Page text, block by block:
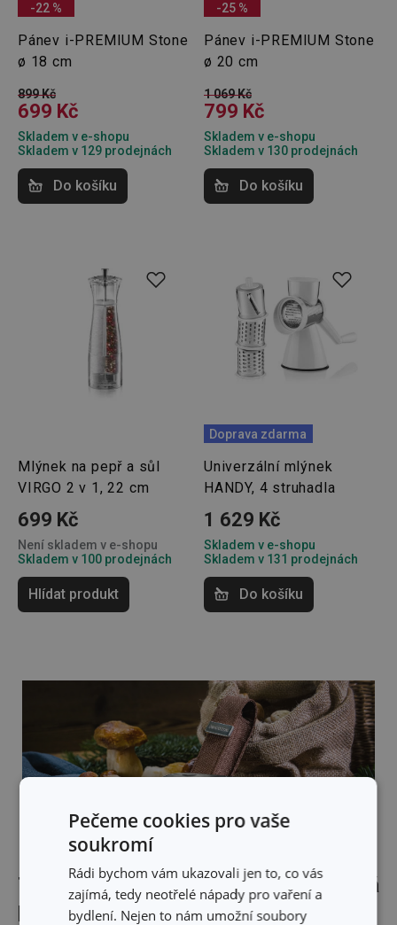
-22 %
Pánev i-PREMIUM Stone
ø 18 cm
899 Kč
699 Kč
Skladem v e-shopu
Skladem v 129 prodejnách
Do košíku
-25 %
Pánev i-PREMIUM Stone
ø 20 cm
1 069 Kč
799 Kč
Skladem v e-shopu
Skladem v 130 prodejnách
Do košíku
Mlýnek na pepř a sůl
VIRGO 2 v 1, 22 cm
699 Kč
Není skladem v e-shopu
Skladem v 100 prodejnách
Hlídat produkt
Doprava zdarma
Univerzální mlýnek
HANDY, 4 struhadla
1 629 Kč
Skladem v e-shopu
Skladem v 131 prodejnách
Do košíku
Tento fešák z vás udělá
pravověrného zálesáka
Pečeme cookies pro vaše
soukromí
Rádi bychom vám ukazovali jen to, co vás
zajímá, tedy neotřelé nápady pro vaření a
bydlení. Nejen to nám umožní soubory